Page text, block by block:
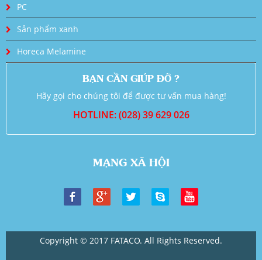
PC
Sản phẩm xanh
Horeca Melamine
BẠN CẦN GIÚP ĐỠ ?
Hãy gọi cho chúng tôi để được tư vấn mua hàng!
HOTLINE: (028) 39 629 026
MẠNG XÃ HỘI
Copyright © 2017 FATACO. All Rights Reserved.